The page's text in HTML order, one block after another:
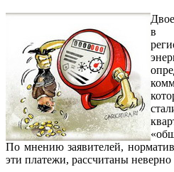
в
По мнению заявителей,
эти платежи, рассчитаны